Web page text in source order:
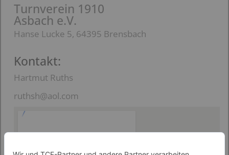
Turnverein 1910
Asbach e.V.
Hanse Lucke 5, 64395 Brensbach
Kontakt:
Hartmut Ruths
ruthsh@aol.com